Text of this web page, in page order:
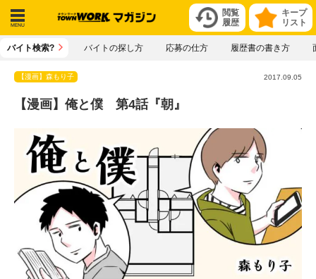
キープ
リスト
閲覧
履歴
メニ
バイト検索? バイトの探し方 応募の仕方 履歴書の書き方
【漫画】森もり子 2017.09.05
【漫画】俺と僕 第4話『朝』